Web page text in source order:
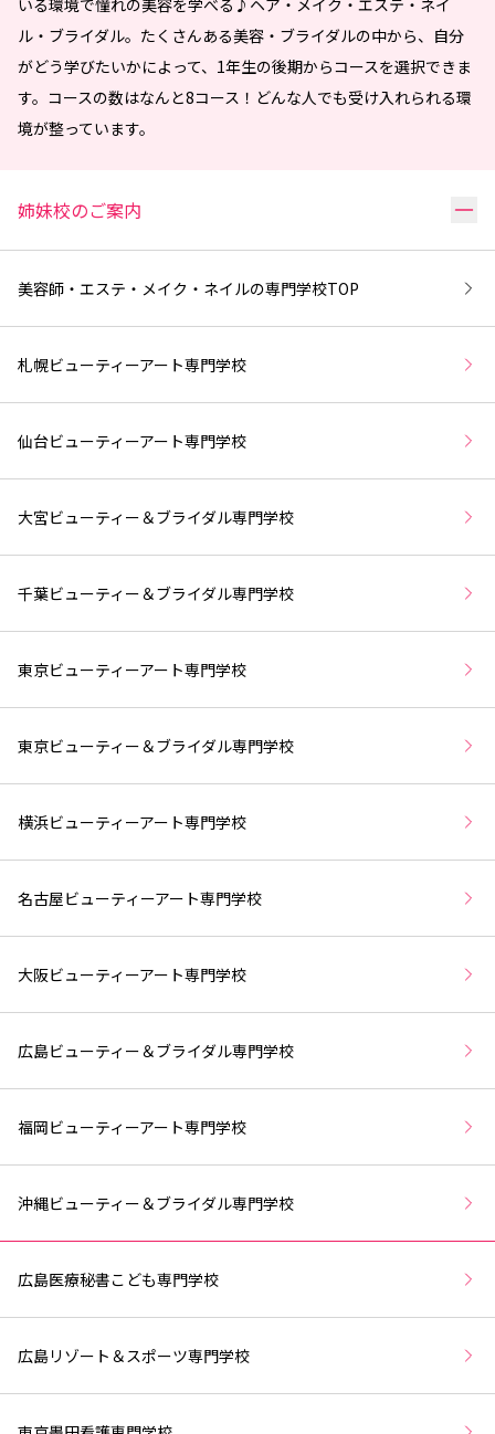
ル・ブライダル。たくさんある美容・ブライダルの中から、自分
がどう学びたいかによって、1年生の後期からコースを選択できま
す。コースの数はなんと8コース！どんな人でも受け入れられる環
境が整っています。
姉妹校のご案内 リ
美容師・エステ・メイク・ネイルの専門学校TOP
札幌ビューティーアート専門学校
仙台ビューティーアート専門学校
大宮ビューティー＆ブライダル専門学校
千葉ビューティー＆ブライダル専門学校
東京ビューティーアート専門学校
東京ビューティー＆ブライダル専門学校
横浜ビューティーアート専門学校
名古屋ビューティーアート専門学校
大阪ビューティーアート専門学校
広島ビューティー＆ブライダル専門学校
福岡ビューティーアート専門学校
沖縄ビューティー＆ブライダル専門学校
広島医療秘書こども専門学校
広島リゾート＆スポーツ専門学校